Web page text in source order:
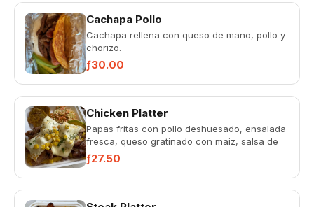
Cachapa Pollo
Cachapa rellena con queso de mano, pollo y
chorizo.
ƒ30.00
Chicken Platter
Papas fritas con pollo deshuesado, ensalada
fresca, queso gratinado con maiz, salsa de
ajo y chimichurri.
ƒ27.50